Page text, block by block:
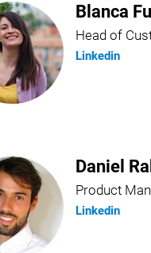
Blanca
Head of
Linkedin
Daniel
Product
Linkedin